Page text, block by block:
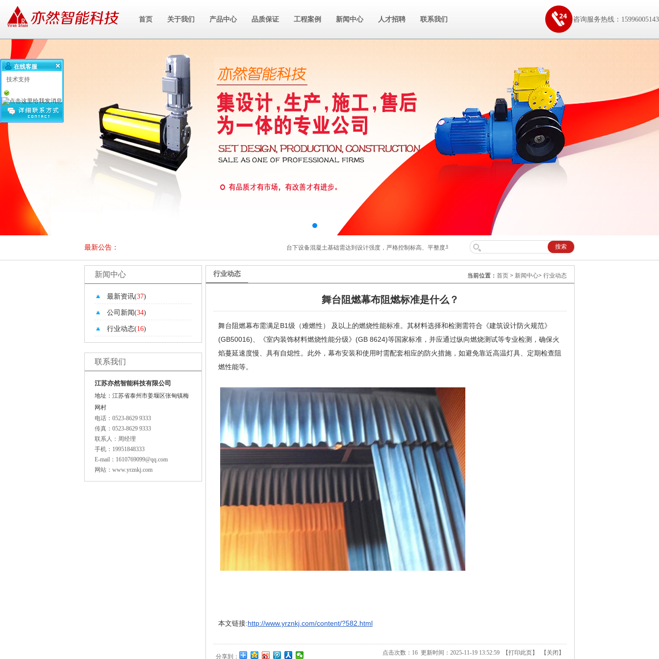
咨询服务热线：15996005143
首页 关于我们 产品中心 品质保证 工程案例 新闻中心 人才招聘 联系我们
最新公告： 台下设备混凝土基础需达到设计强度，严格控制标高、平整度与水平度；基坑需提前做好防水、排水构造，避免积水锈蚀设备。
新闻中心
最新资讯(37)
公司新闻(34)
行业动态(16)
联系我们
江苏亦然智能科技有限公司
地址：江苏省泰州市姜堰区张甸镇梅
网村
电话：0523-8629 9333
传真：0523-8629 9333
联系人：周经理
手机：19951848333
E-mail：1610769099@qq.com
网站：www.yrznkj.com
当前位置： 首页 > 新闻中心> 行业动态
行业动态
舞台阻燃幕布阻燃标准是什么？
舞台阻燃幕布需满足‌B1级（难燃性）‌ 及以上的燃烧性能标准‌。其材料选择和检测需符合《建筑设计防火规范》
(GB50016)、《室内装饰材料燃烧性能分级》(GB 8624)等国家标准‌ ，并应通过纵向燃烧测试等专业检测，确保火
焰蔓延速度慢、具有自熄性‌。此外，幕布安装和使用时需配套相应的防火措施，如避免靠近高温灯具、定期检查阻
燃性能等。
本文链接:http://www.yrznkj.com/content/?582.html
分享到：
点击次数： 16 更新时间：2025-11-19 13:52:59 【打印此页】 【 关闭 】
在线客服
技术支持